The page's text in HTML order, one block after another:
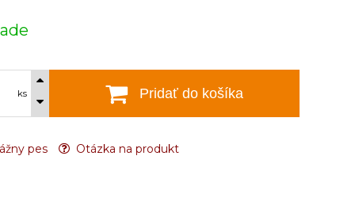
ks Pridať do košíka
pes Otázka na produkt